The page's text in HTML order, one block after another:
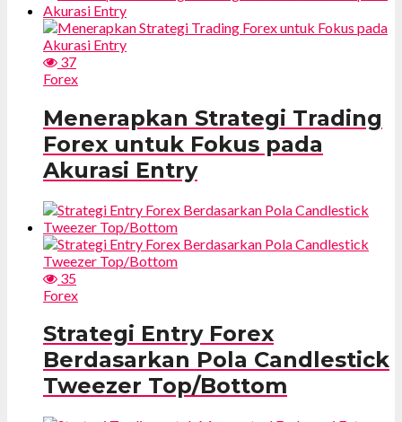
37
Forex
Menerapkan Strategi Trading
Forex untuk Fokus pada
Akurasi Entry
35
Forex
Strategi Entry Forex
Berdasarkan Pola Candlestick
Tweezer Top/Bottom